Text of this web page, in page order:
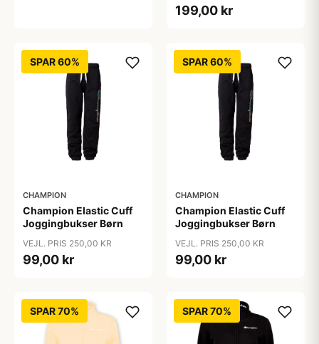
199,00 kr
SPAR 60%
CHAMPION
Champion Elastic Cuff
Joggingbukser Børn
VEJL. PRIS 250,00 KR
99,00 kr
SPAR 60%
CHAMPION
Champion Elastic Cuff
Joggingbukser Børn
VEJL. PRIS 250,00 KR
99,00 kr
SPAR 70% SPAR 70%